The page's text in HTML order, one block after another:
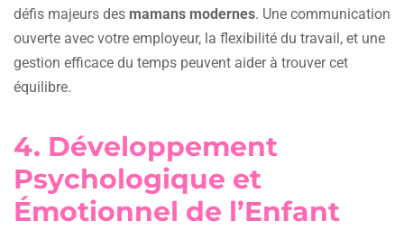
défis majeurs des mamans modernes. Une communication
ouverte avec votre employeur, la flexibilité du travail, et une
gestion efficace du temps peuvent aider à trouver cet
équilibre.
4. Développement
Psychologique et
Émotionnel de l’Enfant